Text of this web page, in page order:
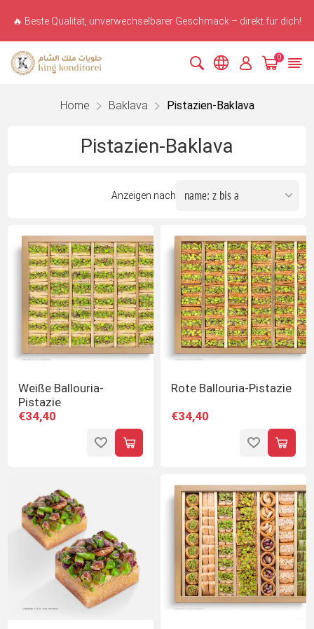
🔥 Beste Qualität, unverwechselbarer Geschmack – direkt für dich!
0
Home Baklava Pistazien-Baklava
Pistazien-Baklava
Anzeigen nach
Weiße Ballouria-
Pistazie
€34,40
Rote Ballouria-Pistazie
€34,40